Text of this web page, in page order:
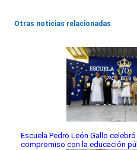
Otras noticias relacionadas
Escuela Pedro León Gallo
compromiso con la educación